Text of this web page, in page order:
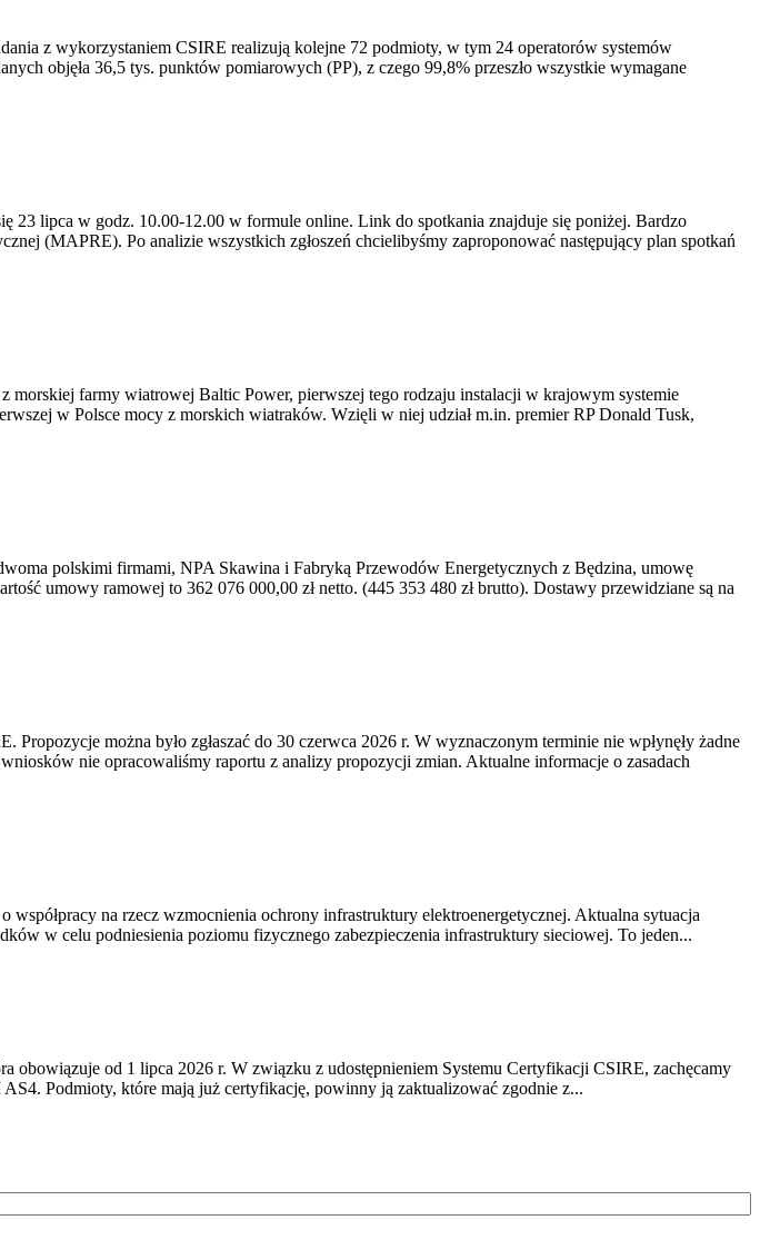
z wykorzystaniem CSIRE realizują kolejne 72 podmioty, w tym 24 operatorów systemów
objęła 36,5 tys. punktów pomiarowych (PP), z czego 99,8% przeszło wszystkie wymagane
23 lipca w godz. 10.00-12.00 w formule online. Link do spotkania znajduje się poniżej. Bardzo
(MAPRE). Po analizie wszystkich zgłoszeń chcielibyśmy zaproponować następujący plan spotkań
morskiej farmy wiatrowej Baltic Power, pierwszej tego rodzaju instalacji w krajowym systemie
w Polsce mocy z morskich wiatraków. Wzięli w niej udział m.in. premier RP Donald Tusk,
polskimi firmami, NPA Skawina i Fabryką Przewodów Energetycznych z Będzina, umowę
umowy ramowej to 362 076 000,00 zł netto. (445 353 480 zł brutto). Dostawy przewidziane są na
można było zgłaszać do 30 czerwca 2026 r. W wyznaczonym terminie nie wpłynęły żadne
nie opracowaliśmy raportu z analizy propozycji zmian. Aktualne informacje o zasadach
na rzecz wzmocnienia ochrony infrastruktury elektroenergetycznej. Aktualna sytuacja
w celu podniesienia poziomu fizycznego zabezpieczenia infrastruktury sieciowej. To jeden...
od 1 lipca 2026 r. W związku z udostępnieniem Systemu Certyfikacji CSIRE, zachęcamy
Podmioty, które mają już certyfikację, powinny ją zaktualizować zgodnie z...